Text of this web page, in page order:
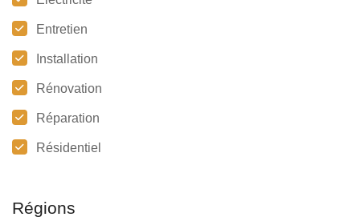
Entretien
Installation
Rénovation
Réparation
Résidentiel
Régions